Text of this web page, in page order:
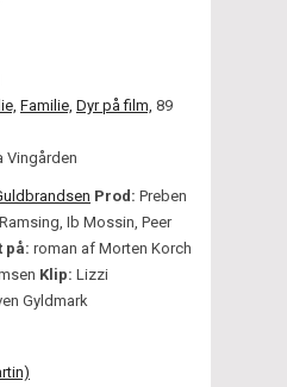
Familie, Dyr på film, 89
Vingården
Prod: Preben
Ib Mossin, Peer
på: roman af Morten Korch
Klip: Lizzi
Gyldmark